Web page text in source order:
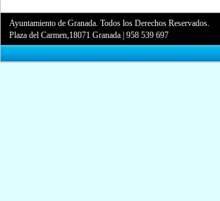
Ayuntamiento de Granada. Todos los Derechos Reservados.
Plaza del Carmen,18071 Granada |958 539 697